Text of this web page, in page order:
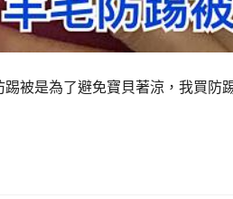
被是為了避免寶貝著涼，我買防